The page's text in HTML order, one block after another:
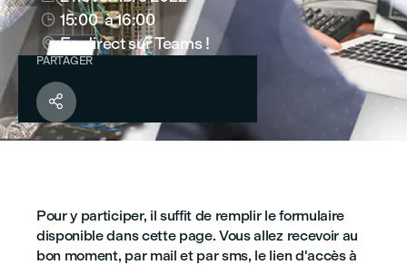
 15:00à 16:00
 En direct sur Teams !
PARTAGER

Pour y participer, il suffit de remplir le formulaire
disponible dans cette page. Vous allez recevoir au
bon moment, par mail et par sms, le lien d'accès à